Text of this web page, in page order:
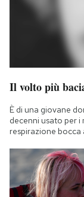
Il volto più
È di una giovane
decenni usato per i
respirazione bocca